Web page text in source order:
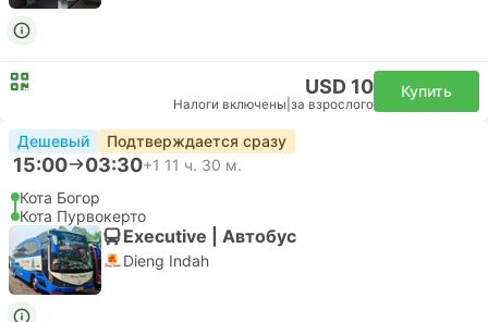
USD 10
Налоги включены за взрослого
Купить
Дешевый Подтверждается сразу
15:00 03:30+1 11 ч. 30 м.
Кота Богор
Кота Пурвокерто
Executive | Автобус
Dieng Indah